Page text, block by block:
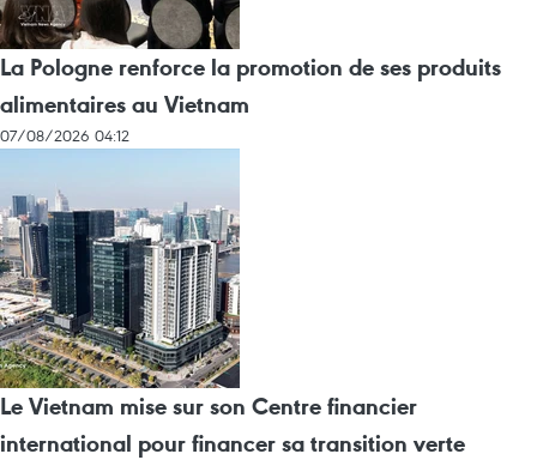
La Pologne renforce la promotion de ses produits
alimentaires au Vietnam
07/08/2026 04:12
Le Vietnam mise sur son Centre financier
international pour financer sa transition verte